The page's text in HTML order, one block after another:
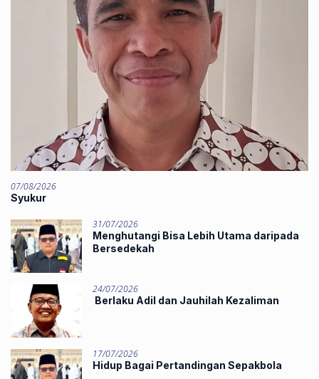
07/08/2026
Syukur
31/07/2026
Menghutangi Bisa Lebih Utama daripada
Bersedekah
24/07/2026
Berlaku Adil dan Jauhilah Kezaliman
17/07/2026
Hidup Bagai Pertandingan Sepakbola